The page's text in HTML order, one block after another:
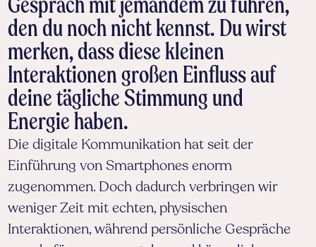
Gespräch mit jemandem zu führen,
den du noch nicht kennst. Du wirst
merken, dass diese kleinen
Interaktionen großen Einfluss auf
deine tägliche Stimmung und
Energie haben.
Die digitale Kommunikation hat seit der
Einführung von Smartphones enorm
zugenommen. Doch dadurch verbringen wir
weniger Zeit mit echten, physischen
Interaktionen, während persönliche Gespräche